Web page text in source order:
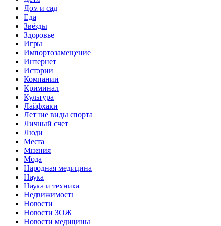
Дом и сад
Еда
Звёзды
Здоровье
Игры
Импортозамещение
Интернет
Истории
Компании
Криминал
Культура
Лайфхаки
Летние виды спорта
Личный счет
Люди
Места
Мнения
Мода
Народная медицина
Наука
Наука и техника
Недвижимость
Новости
Новости ЗОЖ
Новости медицины